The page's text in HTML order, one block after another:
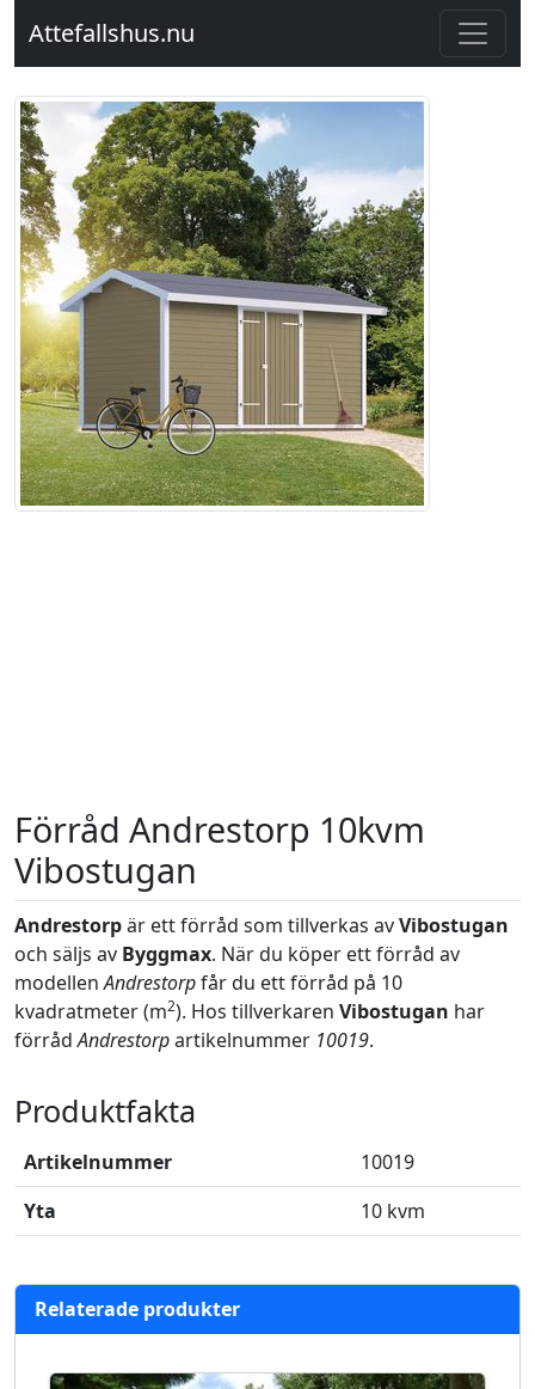
Attefallshus.nu
Förråd Andrestorp 10kvm
Vibostugan
Andrestorpär ett förråd som tillverkas avVibostugan
och säljs av Byggmax. När du köper ett förråd av
modellenAndrestorpfår du ett förråd på 10
kvadratmeter (m2). Hos tillverkaren Vibostugan har
förrådAndrestorpartikelnummer 10019.
Produktfakta
Artikelnummer
10019
Yta
10 kvm
Relaterade produkter